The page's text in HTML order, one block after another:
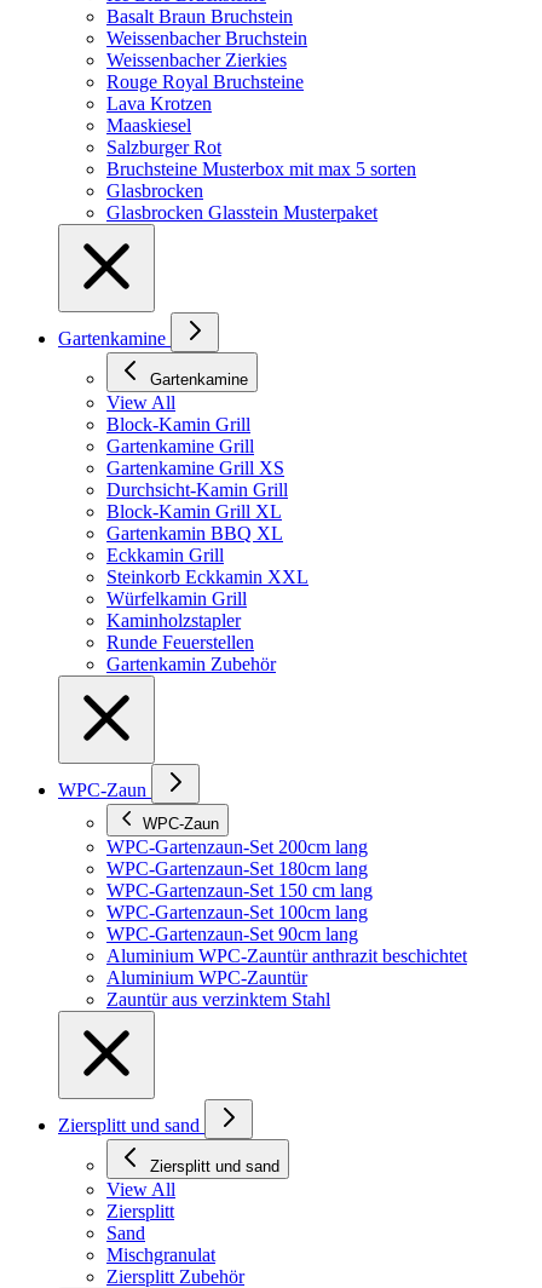
Basalt Braun Bruchstein
Weissenbacher Bruchstein
Weissenbacher Zierkies
Rouge Royal Bruchsteine
Lava Krotzen
Maaskiesel
Salzburger Rot
Bruchsteine Musterbox mit max 5 sorten
Glasbrocken
Glasbrocken Glasstein Musterpaket
Gartenkamine
Gartenkamine
View All
Block-Kamin Grill
Gartenkamine Grill
Gartenkamine Grill XS
Durchsicht-Kamin Grill
Block-Kamin Grill XL
Gartenkamin BBQ XL
Eckkamin Grill
Steinkorb Eckkamin XXL
Würfelkamin Grill
Kaminholzstapler
Runde Feuerstellen
Gartenkamin Zubehör
WPC-Zaun
WPC-Zaun
WPC-Gartenzaun-Set 200cm lang
WPC-Gartenzaun-Set 180cm lang
WPC-Gartenzaun-Set 150 cm lang
WPC-Gartenzaun-Set 100cm lang
WPC-Gartenzaun-Set 90cm lang
Aluminium WPC-Zauntür anthrazit beschichtet
Aluminium WPC-Zauntür
Zauntür aus verzinktem Stahl
Ziersplitt und sand
Ziersplitt und sand
View All
Ziersplitt
Sand
Mischgranulat
Ziersplitt Zubehör